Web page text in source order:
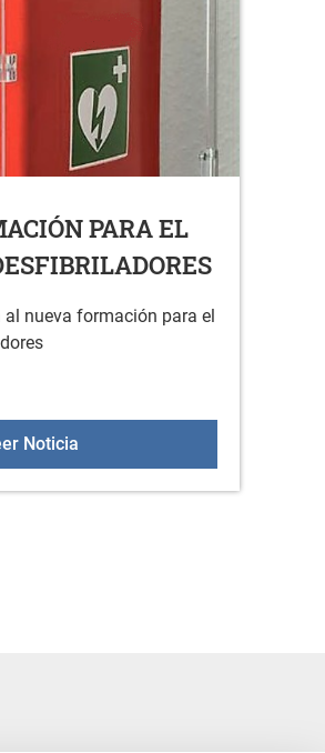
PARA EL
nueva formación para el
Noticia
Use TAB para desplazarse.